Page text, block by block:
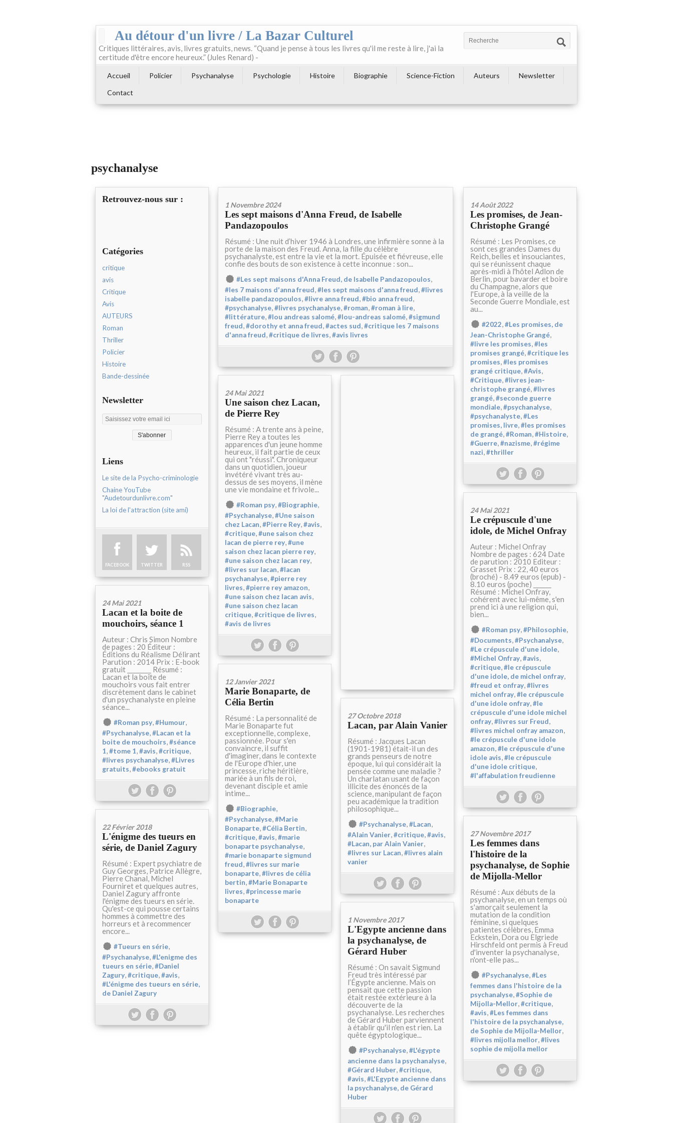
Au détour d'un livre / La Bazar Culturel
Critiques littéraires, avis, livres gratuits, news. “Quand je pense à tous les livres qu'il me reste à lire, j'ai la
certitude d'être encore heureux.” (Jules Renard) -
Accueil Policier Psychanalyse Psychologie Histoire Biographie Science-Fiction Auteurs
Newsletter
Contact
psychanalyse
Retrouvez-nous sur :
Catégories
critique
avis
Critique
Avis
AUTEURS
Roman
Thriller
Policier
Histoire
Bande-dessinée
Newsletter
Liens
Le site de la Psycho-criminologie
Chaine YouTube
"Audetourdunlivre.com"
La loi de l'attraction (site ami)
FACEBOOK TWITTER RSS
1 Novembre 2024
Les sept maisons d'Anna Freud, de Isabelle
Pandazopoulos
Résumé : Une nuit d’hiver 1946 à Londres, une infirmière sonne à la
porte de la maison des Freud. Anna, la fille du célèbre
psychanalyste, est entre la vie et la mort. Épuisée et fiévreuse, elle
confie des bouts de son existence à cette inconnue : son...
#Les sept maisons d'Anna Freud, de Isabelle Pandazopoulos,
#les 7 maisons d'anna freud,#les sept maisons d'anna freud,#livres
isabelle pandazopoulos,#livre anna freud,#bio anna freud,
#psychanalyse,#livres psychanalyse,#roman,#roman à lire,
#littérature,#lou andreas salomé,#lou-andreas salomé,#sigmund
freud,#dorothy et anna freud,#actes sud,#critique les 7 maisons
d'anna freud,#critique de livres,#avis livres
14 Août 2022
Les promises, de Jean-
Christophe Grangé
Résumé : Les Promises, ce
sont ces grandes Dames du
Reich, belles et insouciantes,
qui se réunissent chaque
après-midi à l'hôtel Adlon de
Berlin, pour bavarder et boire
du Champagne, alors que
l'Europe, à la veille de la
Seconde Guerre Mondiale, est
au...
#2022,#Les promises, de
Jean-Christophe Grangé,
#livre les promises,#les
promises grangé,#critique les
promises,#les promises
grangé critique,#Avis,
#Critique,#livres jean-
christophe grangé,#livres
grangé,#seconde guerre
mondiale,#psychanalyse,
#psychanalyste,#Les
promises, livre,#les promises
de grangé,#Roman,#Histoire,
#Guerre,#nazisme,#régime
nazi,#thriller
24 Mai 2021
Une saison chez Lacan,
de Pierre Rey
Résumé : A trente ans à peine,
Pierre Rey a toutes les
apparences d'un jeune homme
heureux, il fait partie de ceux
qui ont "réussi". Chroniqueur
dans un quotidien, joueur
invétéré vivant très au-
dessus de ses moyens, il mène
une vie mondaine et frivole...
#Roman psy,#Biographie,
#Psychanalyse,#Une saison
chez Lacan,#Pierre Rey,#avis,
#critique,#une saison chez
lacan de pierre rey,#une
saison chez lacan pierre rey,
#une saison chez lacan rey,
#livres sur lacan,#lacan
psychanalyse,#pierre rey
livres,#pierre rey amazon,
#une saison chez lacan avis,
#une saison chez lacan
critique,#critique de livres,
#avis de livres
24 Mai 2021
Le crépuscule d'une
idole, de Michel Onfray
Auteur : Michel Onfray
Nombre de pages : 624 Date
de parution : 2010 Editeur :
Grasset Prix : 22, 40 euros
(broché) - 8.49 euros (epub) -
8.10 euros (poche) ______
Résumé : Michel Onfray,
cohérent avec lui-même, s'en
prend ici à une religion qui,
bien...
#Roman psy,#Philosophie,
#Documents,#Psychanalyse,
#Le crépuscule d'une idole,
#Michel Onfray,#avis,
#critique,#le crépuscule
d'une idole, de michel onfray,
#freud et onfray,#livres
michel onfray,#le crépuscule
d'une idole onfray,#le
crépuscule d'une idole michel
onfray,#livres sur Freud,
#livres michel onfray amazon,
#le crépuscule d'une idole
amazon,#le crépuscule d'une
idole avis,#le crépuscule
d'une idole critique,
#l'affabulation freudienne
24 Mai 2021
Lacan et la boite de
mouchoirs, séance 1
Auteur : Chris Simon Nombre
de pages : 20 Éditeur :
Éditions du Réalisme Délirant
Parution : 2014 Prix : E-book
gratuit ________ Résumé :
Lacan et la boîte de
mouchoirs vous fait entrer
discrètement dans le cabinet
d'un psychanalyste en pleine
séance...
#Roman psy,#Humour,
#Psychanalyse,#Lacan et la
boite de mouchoirs,#séance
1,#tome 1,#avis,#critique,
#livres psychanalyse,#Livres
gratuits,#ebooks gratuit
12 Janvier 2021
Marie Bonaparte, de
Célia Bertin
Résumé : La personnalité de
Marie Bonaparte fut
exceptionnelle, complexe,
passionnée. Pour s'en
convaincre, il suffit
d'imaginer, dans le contexte
de l'Europe d'hier, une
princesse, riche héritière,
mariée à un fils de roi,
devenant disciple et amie
intime...
#Biographie,
#Psychanalyse,#Marie
Bonaparte,#Célia Bertin,
#critique,#avis,#marie
bonaparte psychanalyse,
#marie bonaparte sigmund
freud,#livres sur marie
bonaparte,#livres de célia
bertin,#Marie Bonaparte
livres,#princesse marie
bonaparte
27 Octobre 2018
Lacan, par Alain Vanier
Résumé : Jacques Lacan
(1901-1981) était-il un des
grands penseurs de notre
époque, lui qui considérait la
pensée comme une maladie ?
Un charlatan usant de façon
illicite des énoncés de la
science, manipulant de façon
peu académique la tradition
philosophique...
#Psychanalyse,#Lacan,
#Alain Vanier,#critique,#avis,
#Lacan, par Alain Vanier,
#livres sur Lacan,#livres alain
vanier
22 Février 2018
L'énigme des tueurs en
série, de Daniel Zagury
Résumé : Expert psychiatre de
Guy Georges, Patrice Allègre,
Pierre Chanal, Michel
Fourniret et quelques autres,
Daniel Zagury affronte
l'énigme des tueurs en série.
Qu'est-ce qui pousse certains
hommes à commettre des
horreurs et à recommencer
encore...
#Tueurs en série,
#Psychanalyse,#L'enigme des
tueurs en série,#Daniel
Zagury,#critique,#avis,
#L'énigme des tueurs en série,
de Daniel Zagury
27 Novembre 2017
Les femmes dans
l'histoire de la
psychanalyse, de Sophie
de Mijolla-Mellor
Résumé : Aux débuts de la
psychanalyse, en un temps où
s'amorçait seulement la
mutation de la condition
féminine, si quelques
patientes célèbres, Emma
Eckstein, Dora ou Elgriede
Hirschfeld ont permis à Freud
d'inventer la psychanalyse,
n'ont-elle pas...
#Psychanalyse,#Les
femmes dans l'histoire de la
psychanalyse,#Sophie de
Mijolla-Mellor,#critique,
#avis,#Les femmes dans
l'histoire de la psychanalyse,
de Sophie de Mijolla-Mellor,
#livres mijolla mellor,#lives
sophie de mijolla mellor
1 Novembre 2017
L'Egypte ancienne dans
la psychanalyse, de
Gérard Huber
Résumé : On savait Sigmund
Freud très intéressé par
l’Égypte ancienne. Mais on
pensait que cette passion
était restée extérieure à la
découverte de la
psychanalyse. Les recherches
de Gérard Huber parviennent
à établir qu'il n'en est rien. La
quête égyptologique...
#Psychanalyse,#L'égypte
ancienne dans la psychanalyse,
#Gérard Huber,#critique,
#avis,#L'Egypte ancienne dans
la psychanalyse, de Gérard
Huber